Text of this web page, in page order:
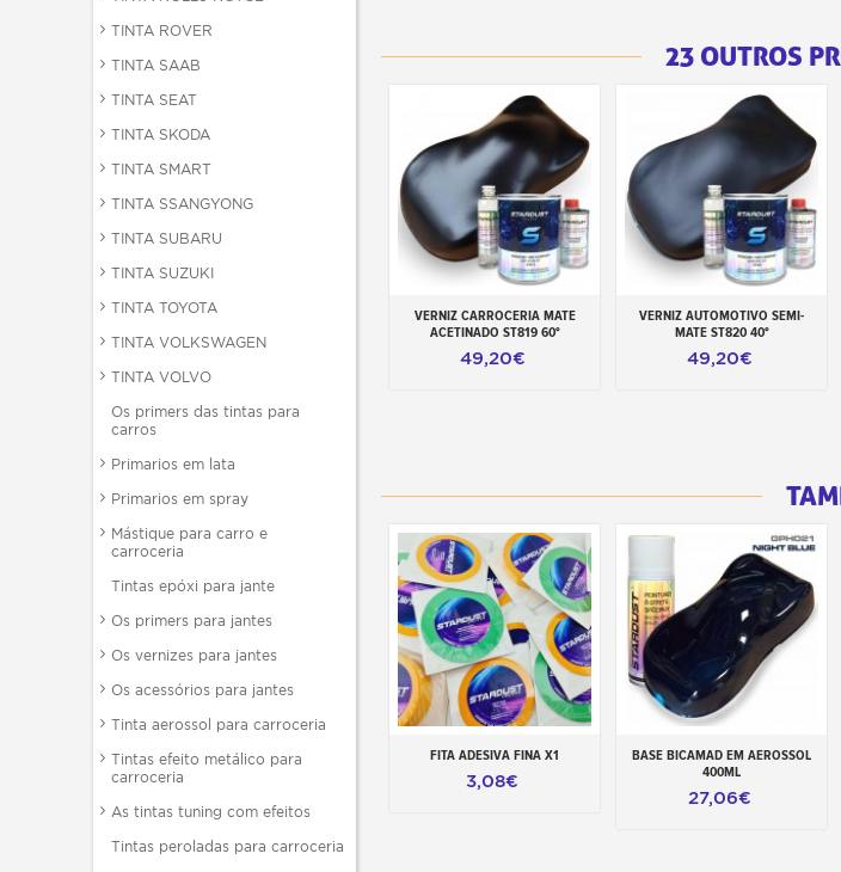
TINTA ROVER
TINTA SAAB
TINTA SEAT
TINTA SKODA
TINTA SMART
TINTA SSANGYONG
TINTA SUBARU
TINTA SUZUKI
TINTA TOYOTA
TINTA VOLKSWAGEN
TINTA VOLVO
Os primers das tintas para
carros
Primarios em lata
Primarios em spray
Mástique para carro e
carroceria
Tintas epóxi para jante
Os primers para jantes
Os vernizes para jantes
Os acessórios para jantes
Tinta aerossol para carroceria
Tintas efeito metálico para
carroceria
As tintas tuning com efeitos
Tintas peroladas para carroceria
23 OUTROS
Adicionar ao carrinho
VERNIZ CARROCERIA MATE
ACETINADO ST819 60°
49,20€
Adicionar ao carrinho
VERNIZ AUTOMOTIVO SEMI-
MATE ST820 40°
49,20€
Adicionar ao carrinho
FITA ADESIVA FINA X1
3,08€
Adicionar ao carrinho
BASE BICAMAD EM AEROSSOL
400ML
27,06€